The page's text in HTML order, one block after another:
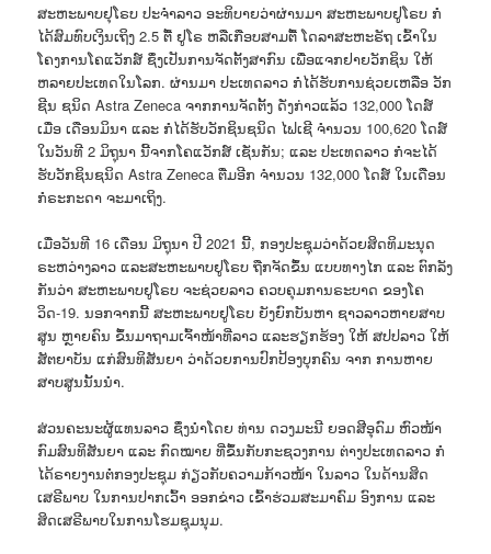
ສະຫະພາບຢຸໂຣບ ປະຈຳລາວ ອະທິບາຍວ່າຜ່ານມາ ສະຫະພາບຢູໂຣບ ກໍ
ໄດ້ສົມທົບເງິນເຖິງ 2.5 ຕື້ ຢູໂຣ ຫລືເກືອບສາມຕື້ ໂດລາສະຫະຣັຖ ເຂົ້າໃນ
ໂຄງການໂຄແວັກສ໌ ຊຶ່ງເປັນການຈັດຕັ້ງສາກົນ ເພື່ອແຈກຢາຍວັກຊິນ ໃຫ້
ຫລາຍປະເທດໃນໂລກ. ຜ່ານມາ ປະເທດລາວ ກໍໄດ້ຮັບການຊ່ວຍເຫລືອ ວັກ
ຊີນ ຊນິດ Astra Zeneca ຈາກການຈັດຕັ້ງ ດັ່ງກ່າວແລ້ວ 132,000 ໂດສ໌
ເມື່ອ ເດືອນມິນາ ແລະ ກໍໄດ້ຮັບວັກຊິນຊນິດ ໄຟເຊີ ຈຳນວນ 100,620 ໂດສ໌
ໃນວັນທີ 2 ມິຖຸນາ ນີ້ຈາກໂຄແວັກສ໌ ເຊັ່ນກັນ; ແລະ ປະເທດລາວ ກໍຈະໄດ້
ຮັບວັກຊິນຊນິດ Astra Zeneca ຕື່ມອີກ ຈຳນວນ 132,000 ໂດສ໌ ໃນເດືອນ
ກໍຣະກະດາ ຈະມາເຖິງ.
ເມື່ອວັນທີ 16 ເດືອນ ມິຖຸນາ ປີ 2021 ນີ້, ກອງປະຊຸມວ່າດ້ວຍສິດທິມະນຸດ
ຣະຫວ່າງລາວ ແລະສະຫະພາບຢູໂຣບ ຖືກຈັດຂຶ້ນ ແບບທາງໄກ ແລະ ຕົກລັງ
ກັນວ່າ ສະຫະພາບຢູໂຣບ ຈະຊ່ວຍລາວ ຄວບຄຸມການຣະບາດ ຂອງໂຄ
ວິດ-19. ນອກຈາກນີ້ ສະຫະພາບຢູໂຣບ ຍັງຍົກບັນຫາ ຊາວລາວຫາຍສາບ
ສູນ ຫຼາຍຄົນ ຂຶ້ນມາຖາມເຈົ້າໜ້າທີ່ລາວ ແລະຮຽກຮ້ອງ ໃຫ້ ສປປລາວ ໃຫ້
ສັຕຍາບັນ ແກ່ສົນທິສັນຍາ ວ່າດ້ວຍການປົກປ້ອງບຸກຄົນ ຈາກ ການຫາຍ
ສາບສູນນັ້ນນຳ.
ສ່ວນຄະນະຜູ້ແທນລາວ ຊຶ່ງນຳໂດຍ ທ່ານ ດວງມະນີ ຍອດສີອຸດົມ ຫົວໜ້າ
ກົມສົນທິສັນຍາ ແລະ ກົດໝາຍ ທີ່ຂຶ້ນກັບກະຊວງການ ຕ່າງປະເທດລາວ ກໍ
ໄດ້ຣາຍງານຕໍ່ກອງປະຊຸມ ກ່ຽວກັບຄວາມກ້າວໜ້າ ໃນລາວ ໃນດ້ານສິດ
ເສຣີພາບ ໃນການປາກເວົ້າ ອອກຂ່າວ ເຂົ້າຮ່ວມສະມາຄົມ ອົງການ ແລະ
ສິດເສຣີພາບໃນການໂຮມຊຸມນຸມ.